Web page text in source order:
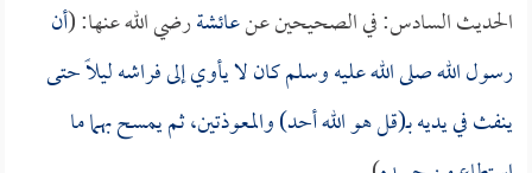
الحديث السادس: في الصحيحين عنعائشةرضي الله عنها: (أن
رسول الله صلى الله عليه وسلم كان لا يأوي إلى فراشه ليلاً حتى
ينفث في يديه بـ(قل هو الله أحد) والمعوذتين، ثم يمسح بهما ما